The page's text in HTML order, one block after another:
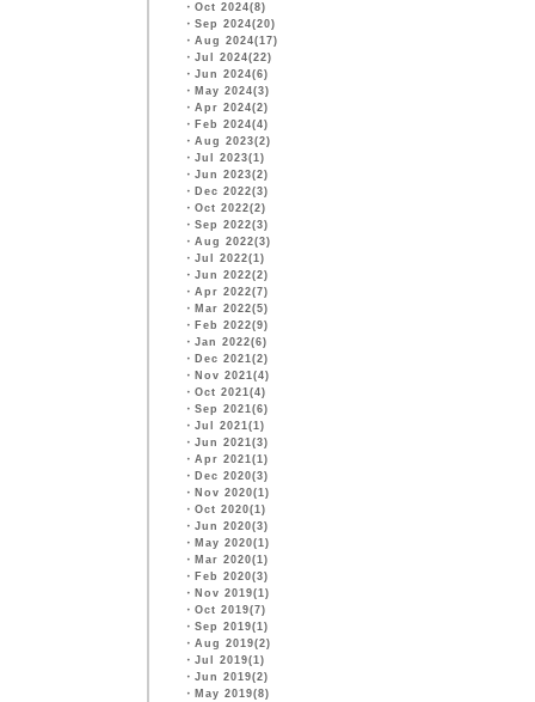
・ Oct 2024(8)
・ Sep 2024(20)
・ Aug 2024(17)
・ Jul 2024(22)
・ Jun 2024(6)
・ May 2024(3)
・ Apr 2024(2)
・ Feb 2024(4)
・ Aug 2023(2)
・ Jul 2023(1)
・ Jun 2023(2)
・ Dec 2022(3)
・ Oct 2022(2)
・ Sep 2022(3)
・ Aug 2022(3)
・ Jul 2022(1)
・ Jun 2022(2)
・ Apr 2022(7)
・ Mar 2022(5)
・ Feb 2022(9)
・ Jan 2022(6)
・ Dec 2021(2)
・ Nov 2021(4)
・ Oct 2021(4)
・ Sep 2021(6)
・ Jul 2021(1)
・ Jun 2021(3)
・ Apr 2021(1)
・ Dec 2020(3)
・ Nov 2020(1)
・ Oct 2020(1)
・ Jun 2020(3)
・ May 2020(1)
・ Mar 2020(1)
・ Feb 2020(3)
・ Nov 2019(1)
・ Oct 2019(7)
・ Sep 2019(1)
・ Aug 2019(2)
・ Jul 2019(1)
・ Jun 2019(2)
・ May 2019(8)